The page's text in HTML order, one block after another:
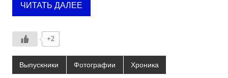
ЧИТАТЬ ДАЛЕЕ
+2
Выпускники Фотографии Хроника